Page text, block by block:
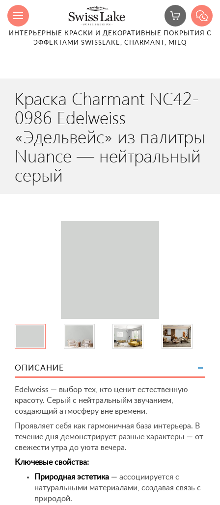
ИНТЕРЬЕРНЫЕ КРАСКИ И ДЕКОРАТИВНЫЕ ПОКРЫТИЯ С
ЭФФЕКТАМИ SWISSLAKE, CHARMANT, MILQ
Краска Charmant NC42-
0986 Edelweiss
«Эдельвейс» из палитры
Nuance — нейтральный
серый
ОПИСАНИЕ
Edelweiss — выбор тех, кто ценит естественную
красоту. Серый с нейтральныйм звучанием,
создающий атмосферу вне времени.
Проявляет себя как гармоничная база интерьера. В
течение дня демонстрирует разные характеры — от
свежести утра до уюта вечера.
Ключевые свойства:
Природная эстетика — ассоциируется с
натуральными материалами, создавая связь с
природой.